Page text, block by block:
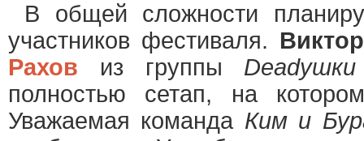
В общей сложности
участников фестиваля.
Рахов из группы Deadушки
полностью сетап, на
Уважаемая команда Ким и